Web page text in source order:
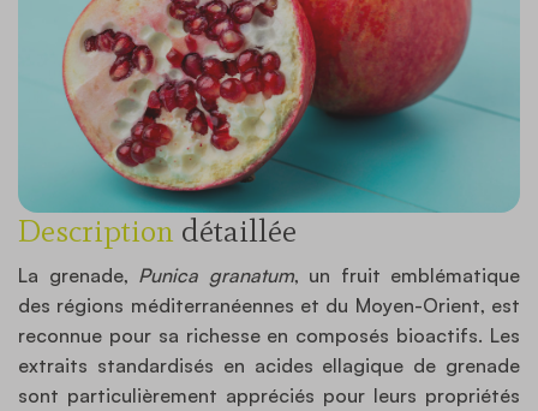
Description détaillée
La grenade, Punica granatum, un fruit emblématique
des régions méditerranéennes et du Moyen-Orient, est
reconnue pour sa richesse en composés bioactifs. Les
extraits standardisés en acides ellagique de grenade
sont particulièrement appréciés pour leurs propriétés